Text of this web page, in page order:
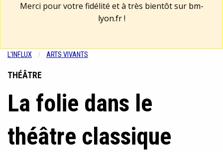
Merci pour votre fidélité et à très bientôt sur bm-
lyon.fr!
L'INFLUX ARTS VIVANTS
THÉÂTRE
La folie dans le
théâtre classique